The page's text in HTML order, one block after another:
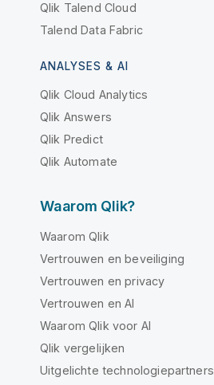
Qlik Talend Cloud
Talend Data Fabric
ANALYSES & AI
Qlik Cloud Analytics
Qlik Answers
Qlik Predict
Qlik Automate
Waarom Qlik?
Waarom Qlik
Vertrouwen en beveiliging
Vertrouwen en privacy
Vertrouwen en AI
Waarom Qlik voor AI
Qlik vergelijken
Uitgelichte technologiepartners